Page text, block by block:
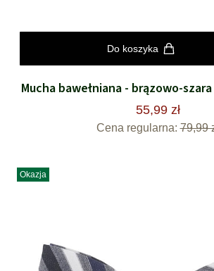
Do koszyka
Mucha bawełniana - brązowo-
55,99 zł
Cena regularna: 79,99
Okazja